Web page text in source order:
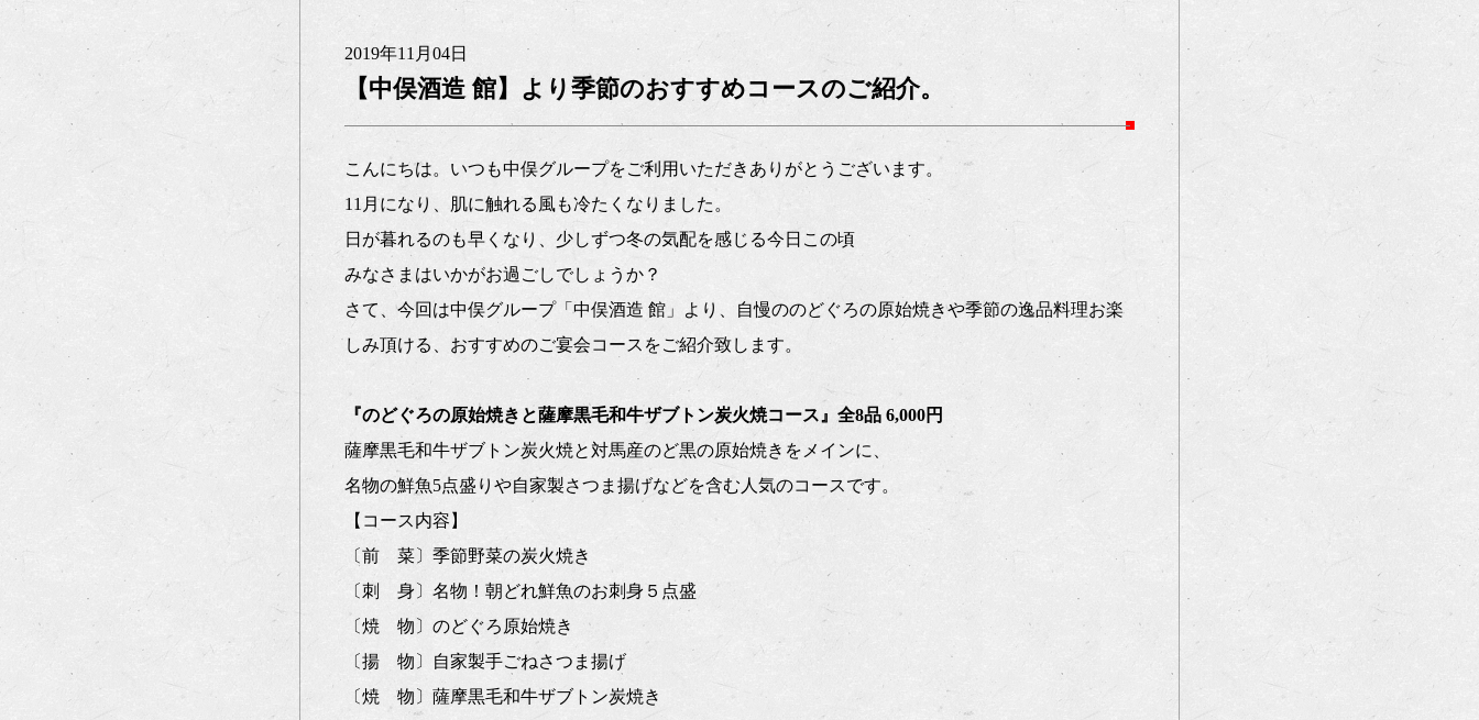
2019年11月04日
【中俣酒造 館】より季節のおすすめコースのご紹介。
こんにちは。いつも中俣グループをご利用いただきありがとうございます。
11月になり、肌に触れる風も冷たくなりました。
日が暮れるのも早くなり、少しずつ冬の気配を感じる今日この頃
みなさまはいかがお過ごしでしょうか？
さて、今回は中俣グループ「中俣酒造 館」より、自慢ののどぐろの原始焼きや季節の逸品料理お楽
しみ頂ける、おすすめのご宴会コースをご紹介致します。
『のどぐろの原始焼きと薩摩黒毛和牛ザブトン炭火焼コース』 全8品 6,000円
薩摩黒毛和牛ザブトン炭火焼と対馬産のど黒の原始焼きをメインに、
名物の鮮魚5点盛りや自家製さつま揚げなどを含む人気のコースです。
【コース内容】
〔前 菜〕季節野菜の炭火焼き
〔刺 身〕名物！朝どれ鮮魚のお刺身５点盛
〔焼 物〕のどぐろ原始焼き
〔揚 物〕自家製手ごねさつま揚げ
〔焼 物〕薩摩黒毛和牛ザブトン炭焼き